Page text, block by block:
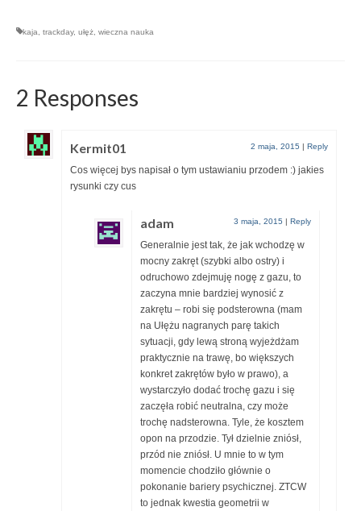
kaja, trackday, ułęż, wieczna nauka
2 Responses
Kermit01 2 maja, 2015 | Reply
Cos więcej bys napisał o tym ustawianiu przodem :) jakies
rysunki czy cus
adam 3 maja, 2015 | Reply
Generalnie jest tak, że jak wchodzę w
mocny zakręt (szybki albo ostry) i
odruchowo zdejmuję nogę z gazu, to
zaczyna mnie bardziej wynosić z
zakrętu – robi się podsterowna (mam
na Ułężu nagranych parę takich
sytuacji, gdy lewą stroną wyjeżdżam
praktycznie na trawę, bo większych
konkret zakrętów było w prawo), a
wystarczyło dodać trochę gazu i się
zaczęła robić neutralna, czy może
trochę nadsterowna. Tyle, że kosztem
opon na przodzie. Tył dzielnie zniósł,
przód nie zniósł. U mnie to w tym
momencie chodziło głównie o
pokonanie bariery psychicznej. ZTCW
to jednak kwestia geometrii w